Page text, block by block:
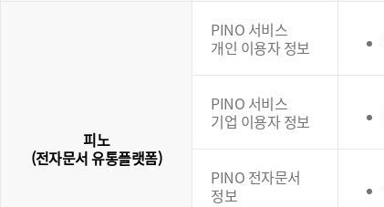
피노
(전자문서 유통플랫폼)
PINO 서비스
개인 이용자 정보
PINO 서비스
기업 이용자 정보
PINO 전자문서
정보